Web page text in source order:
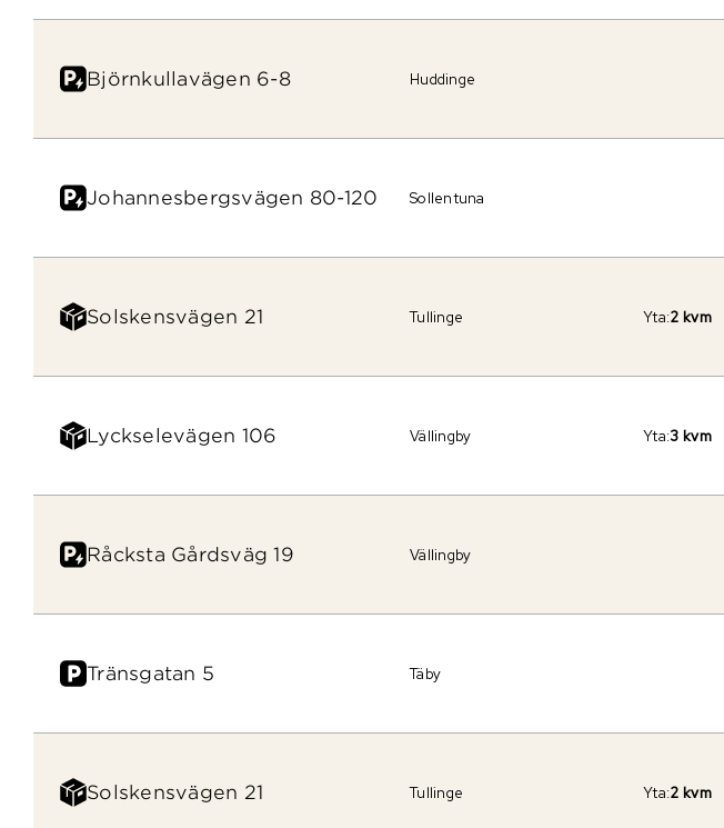
Björnkullavägen 6-8 Huddinge
Johannesbergsvägen 80-120 Sollentuna
Solskensvägen 21 Tullinge Yta:2 kvm
Lyckselevägen 106 Vällingby Yta:3 kvm
Råcksta Gårdsväg 19 Vällingby
Tränsgatan 5 Täby
Solskensvägen 21 Tullinge Yta:2 kvm